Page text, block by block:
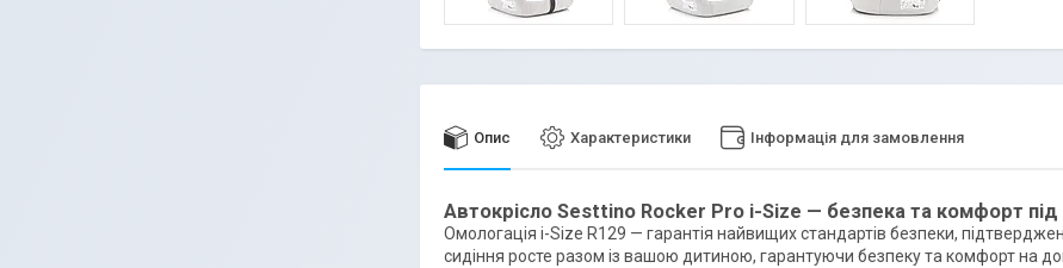
Опис Характеристики Інформація для замовлення
Автокрісло Sesttino Rocker Pro i-Size — безпека та комфорт
Омологація i-Size R129 — гарантія найвищих стандартів безпеки,
сидіння росте разом із вашою дитиною, гарантуючи безпеку та комфорт на